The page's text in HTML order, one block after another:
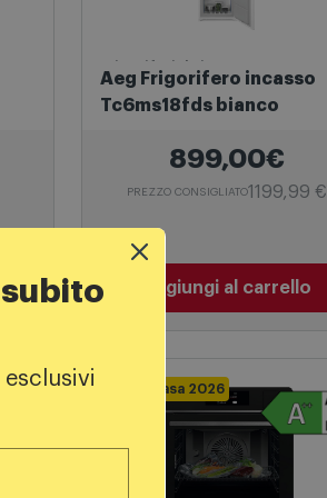
Aeg Frigorifero incasso
Tc6ms18fds bianco
899,00€
PREZZO CONSIGLIATO1199,99 €
Aggiungi al carrello
Bonus Casa 2026